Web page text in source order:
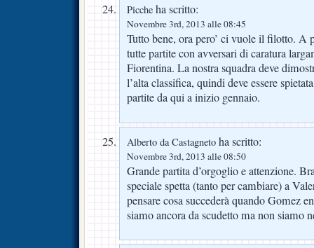
Picche ha scritto:
Novembre 3rd, 2013 alle 08:45
Tutto bene, ora pero’ ci vuole il filotto. A
tutte partite con avversari di caratura
Fiorentina. La nostra squadra deve
l’alta classifica, quindi deve essere
partite da qui a inizio gennaio.
Alberto da Castagneto ha scritto:
Novembre 3rd, 2013 alle 08:50
Grande partita d’orgoglio e attenzione.
speciale spetta (tanto per cambiare) a
pensare cosa succederà quando Gomez
siamo ancora da scudetto ma non siamo